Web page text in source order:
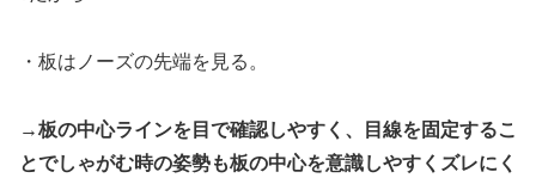
・板はノーズの先端を見る。
→板の中心ラインを目で確認しやすく、目線を固定するこ
とでしゃがむ時の姿勢も板の中心を意識しやすくズレにく